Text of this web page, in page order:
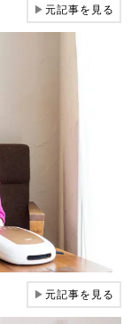
▶元記事を見る
▶元記事を見る